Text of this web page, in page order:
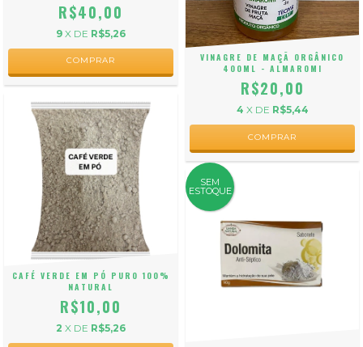
R$40,00
9 X DE R$5,26
VINAGRE DE MAÇÃ ORGÂNICO
400ML - ALMAROMI
R$20,00
4 X DE R$5,44
CAFÉ VERDE EM PÓ PURO 100%
NATURAL
R$10,00
2 X DE R$5,26
SEM
ESTOQUE